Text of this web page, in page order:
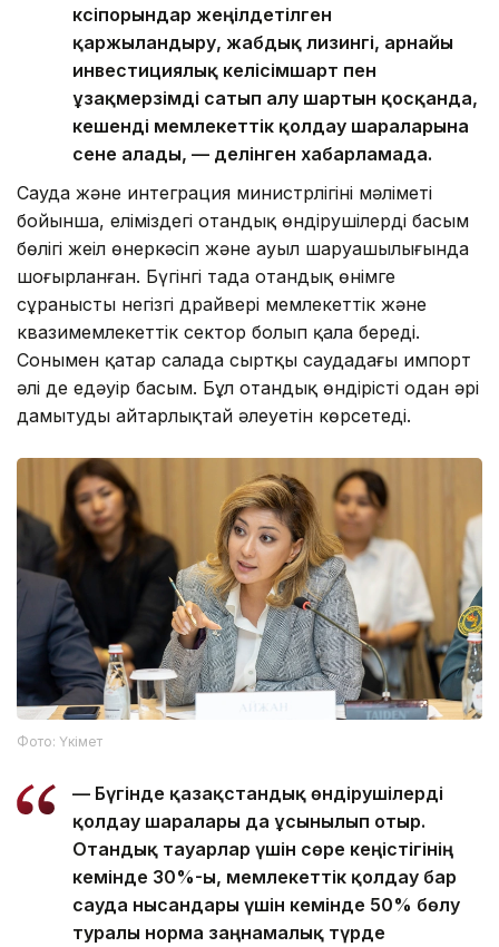
кәсіпорындар жеңілдетілген
қаржыландыру, жабдық лизингі, арнайы
инвестициялық келісімшарт пен
ұзақмерзімді сатып алу шартын қосқанда,
кешенді мемлекеттік қолдау шараларына
сене алады, — делінген хабарламада.
Сауда және интеграция министрлігінің мәліметі
бойынша, еліміздегі отандық өндірушілердің басым
бөлігі жеңіл өнеркәсіп және ауыл шаруашылығында
шоғырланған. Бүгінгі таңда отандық өнімге
сұраныстың негізгі драйвері мемлекеттік және
квазимемлекеттік сектор болып қала береді.
Сонымен қатар салада сыртқы саудадағы импорт
әлі де едәуір басым. Бұл отандық өндірісті одан әрі
дамытудың айтарлықтай әлеуетін көрсетеді.
Фото: Үкімет
— Бүгінде қазақстандық өндірушілерді
қолдау шаралары да ұсынылып отыр.
Отандық тауарлар үшін сөре кеңістігінің
кемінде 30%-ы, мемлекеттік қолдау бар
сауда нысандары үшін кемінде 50% бөлу
туралы норма заңнамалық түрде